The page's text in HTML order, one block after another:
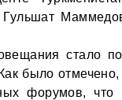
стало
было
форумов, что